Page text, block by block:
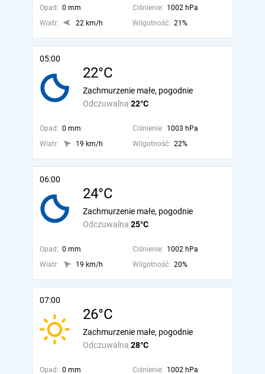
Opad: 0 mm Ciśnienie: 1002 hPa
Wiatr:
22 km/h Wilgotność: 21%
05:00
22°C
Odczuwalna 22°C
Zachmurzenie małe, pogodnie
Opad: 0 mm Ciśnienie: 1003 hPa
Wiatr:
19 km/h Wilgotność: 22%
06:00
24°C
Odczuwalna 25°C
Zachmurzenie małe, pogodnie
Opad: 0 mm Ciśnienie: 1002 hPa
Wiatr:
19 km/h Wilgotność: 20%
07:00
26°C
Odczuwalna 28°C
Zachmurzenie małe, pogodnie
Opad: 0 mm Ciśnienie: 1002 hPa